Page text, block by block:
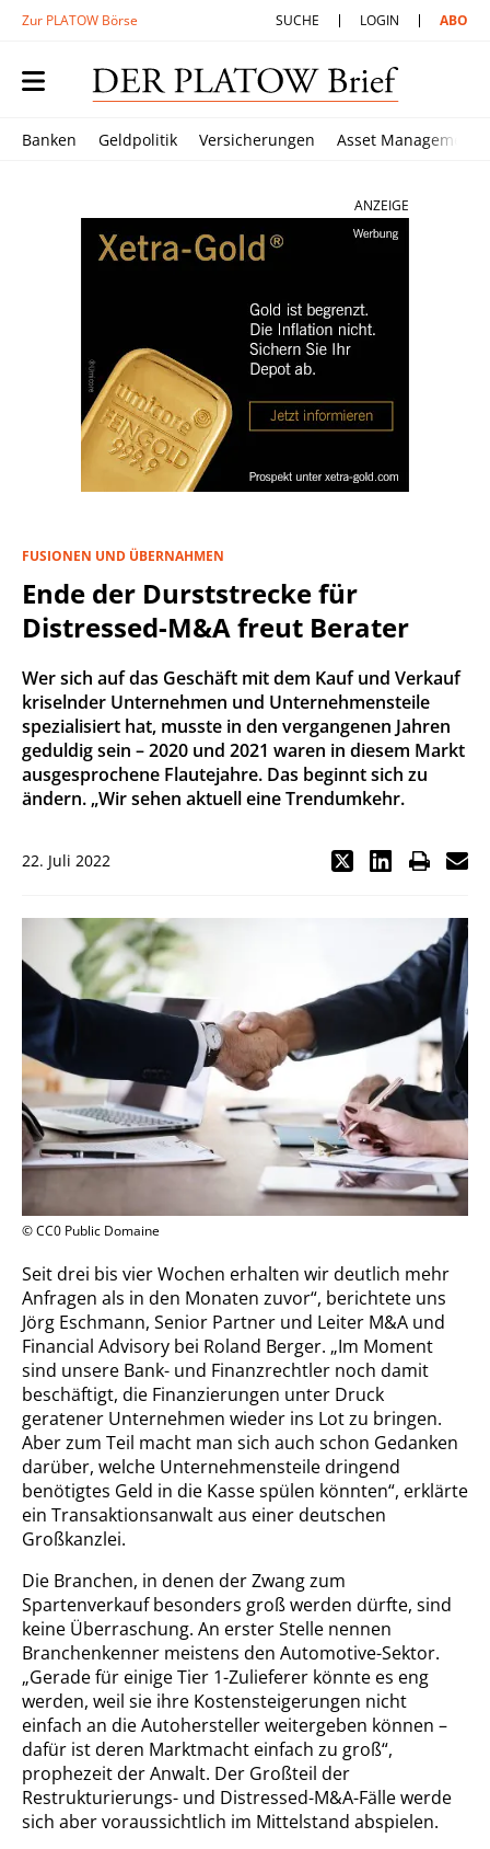
Zur PLATOW Börse SUCHE LOGIN ABO
Banken Geldpolitik Versicherungen Asset Management
ANZEIGE
FUSIONEN UND ÜBERNAHMEN
Ende der Durststrecke für
Distressed-M&A freut Berater
Wer sich auf das Geschäft mit dem Kauf und Verkauf
kriselnder Unternehmen und Unternehmensteile
spezialisiert hat, musste in den vergangenen Jahren
geduldig sein – 2020 und 2021 waren in diesem Markt
ausgesprochene Flautejahre. Das beginnt sich zu
ändern. „Wir sehen aktuell eine Trendumkehr.
22. Juli 2022
© CC0 Public Domaine
Seit drei bis vier Wochen erhalten wir deutlich mehr
Anfragen als in den Monaten zuvor“, berichtete uns
Jörg Eschmann, Senior Partner und Leiter M&A und
Financial Advisory bei Roland Berger. „Im Moment
sind unsere Bank- und Finanzrechtler noch damit
beschäftigt, die Finanzierungen unter Druck
geratener Unternehmen wieder ins Lot zu bringen.
Aber zum Teil macht man sich auch schon Gedanken
darüber, welche Unternehmensteile dringend
benötigtes Geld in die Kasse spülen könnten“, erklärte
ein Transaktionsanwalt aus einer deutschen
Großkanzlei.
Die Branchen, in denen der Zwang zum
Spartenverkauf besonders groß werden dürfte, sind
keine Überraschung. An erster Stelle nennen
Branchenkenner meistens den Automotive-Sektor.
„Gerade für einige Tier 1-Zulieferer könnte es eng
werden, weil sie ihre Kostensteigerungen nicht
einfach an die Autohersteller weitergeben können –
dafür ist deren Marktmacht einfach zu groß“,
prophezeit der Anwalt. Der Großteil der
Restrukturierungs- und Distressed-M&A-Fälle werde
sich aber voraussichtlich im Mittelstand abspielen.